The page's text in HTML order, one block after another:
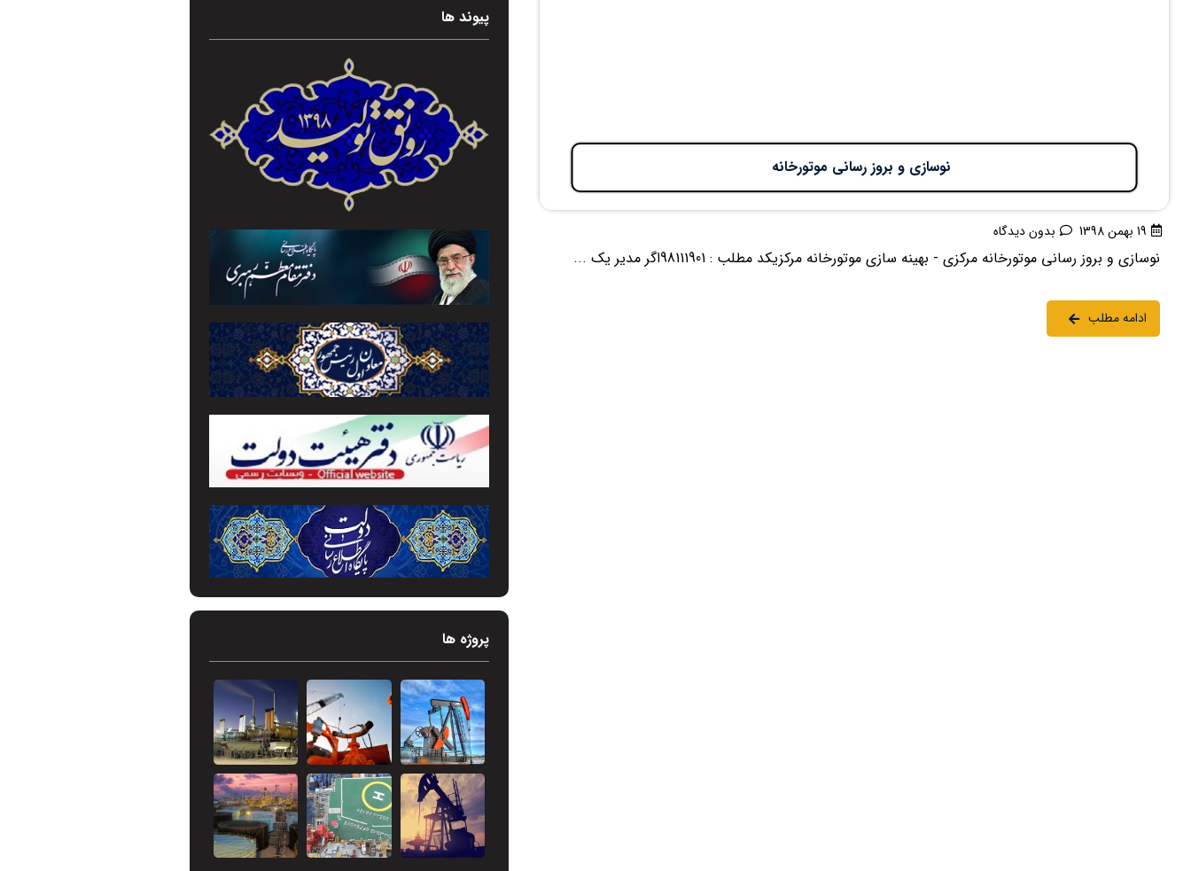
نوسازی و بروز رسانی موتورخانه
19 بهمن 1398 بدون دیدگاه
نوسازی و بروز رسانی موتورخانه مرکزی - بهینه سازی موتورخانه مرکزیکد مطلب : 98111901اگر مدیر یک ...
ادامه مطلب
پیوند ها
پروژه ها